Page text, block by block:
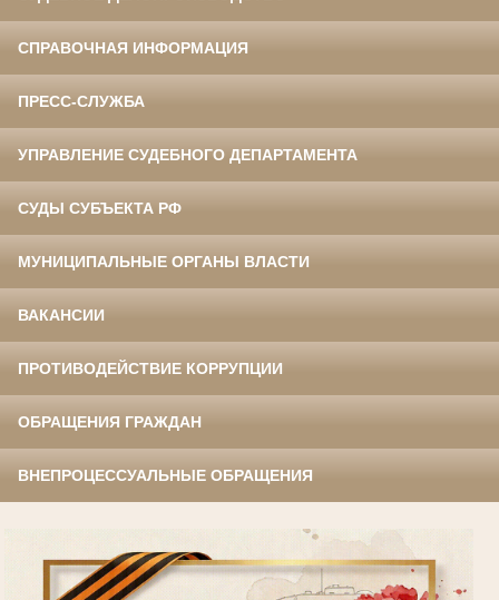
СПРАВОЧНАЯ ИНФОРМАЦИЯ
ПРЕСС-СЛУЖБА
УПРАВЛЕНИЕ СУДЕБНОГО ДЕПАРТАМЕНТА
СУДЫ СУБЪЕКТА РФ
МУНИЦИПАЛЬНЫЕ ОРГАНЫ ВЛАСТИ
ВАКАНСИИ
ПРОТИВОДЕЙСТВИЕ КОРРУПЦИИ
ОБРАЩЕНИЯ ГРАЖДАН
ВНЕПРОЦЕССУАЛЬНЫЕ ОБРАЩЕНИЯ